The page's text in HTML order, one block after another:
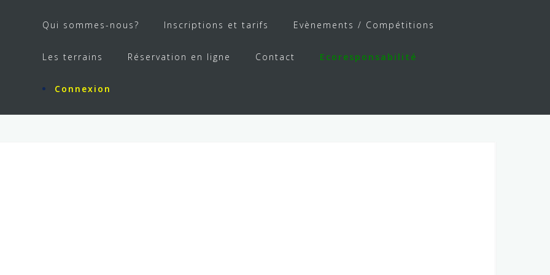
Qui sommes-nous? Inscriptions et tarifs Evènements / Compétitions
Les terrains Réservation en ligne Contact Ecoresponsabilité
Connexion